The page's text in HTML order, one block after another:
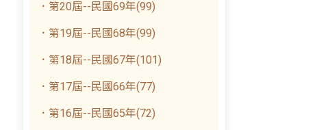
．第20屆--民國69年(99)
．第19屆--民國68年(99)
．第18屆--民國67年(101)
．第17屆--民國66年(77)
．第16屆--民國65年(72)